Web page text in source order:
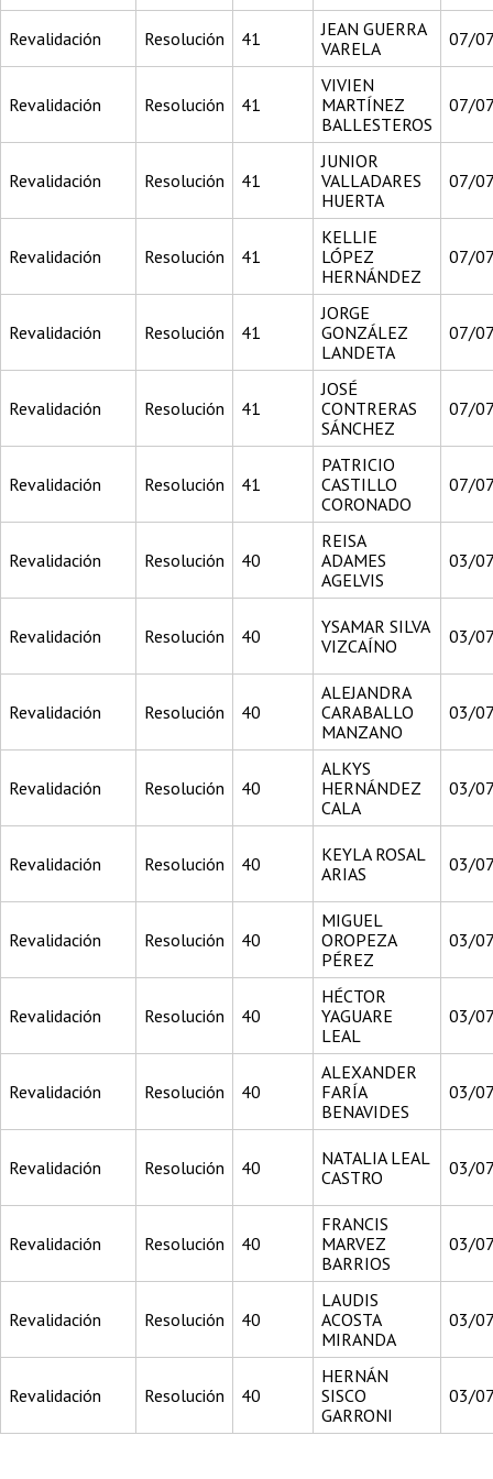
Revalidación Resolución 41
JEAN GUERRA
VARELA
07/
Revalidación Resolución 41
VIVIEN
MARTÍNEZ
BALLESTEROS
07/
Revalidación Resolución 41
JUNIOR
VALLADARES
HUERTA
07/
Revalidación Resolución 41
KELLIE
LÓPEZ
HERNÁNDEZ
07/
Revalidación Resolución 41
JORGE
GONZÁLEZ
LANDETA
07/
Revalidación Resolución 41
JOSÉ
CONTRERAS
SÁNCHEZ
07/
Revalidación Resolución 41
PATRICIO
CASTILLO
CORONADO
07/
Revalidación Resolución 40
REISA
ADAMES
AGELVIS
03/
Revalidación Resolución 40
YSAMAR SILVA
VIZCAÍNO
03/
Revalidación Resolución 40
ALEJANDRA
CARABALLO
MANZANO
03/
Revalidación Resolución 40
ALKYS
HERNÁNDEZ
CALA
03/
Revalidación Resolución 40
KEYLA ROSAL
ARIAS
03/
Revalidación Resolución 40
MIGUEL
OROPEZA
PÉREZ
03/
Revalidación Resolución 40
HÉCTOR
YAGUARE
LEAL
03/
Revalidación Resolución 40
ALEXANDER
FARÍA
BENAVIDES
03/
Revalidación Resolución 40
NATALIA LEAL
CASTRO
03/
Revalidación Resolución 40
FRANCIS
MARVEZ
BARRIOS
03/
Revalidación Resolución 40
LAUDIS
ACOSTA
MIRANDA
03/
Revalidación Resolución 40
HERNÁN
SISCO
GARRONI
03/